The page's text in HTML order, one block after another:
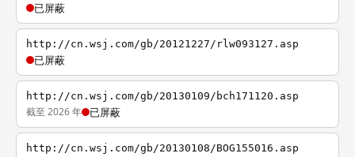
已屏蔽
http://cn.wsj.com/gb/20121227/rlw093127.asp
已屏蔽
http://cn.wsj.com/gb/20130109/bch171120.asp
截至 2026 年 已屏蔽
http://cn.wsj.com/gb/20130108/BOG155016.asp